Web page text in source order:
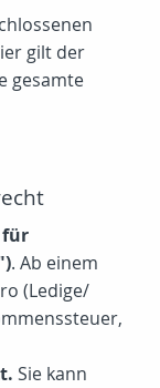
gilt der
gesamte
für
. Ab einem
(Ledige/
Sie kann